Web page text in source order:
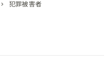
犯罪被害者